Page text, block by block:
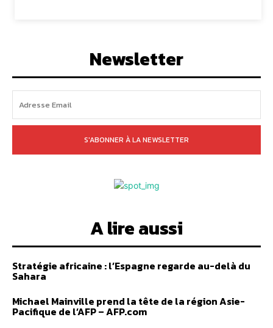
Newsletter
S'ABONNER À LA NEWSLETTER
A lire aussi
Stratégie africaine : l’Espagne regarde au-delà du
Sahara
Michael Mainville prend la tête de la région Asie-
Pacifique de l’AFP – AFP.com